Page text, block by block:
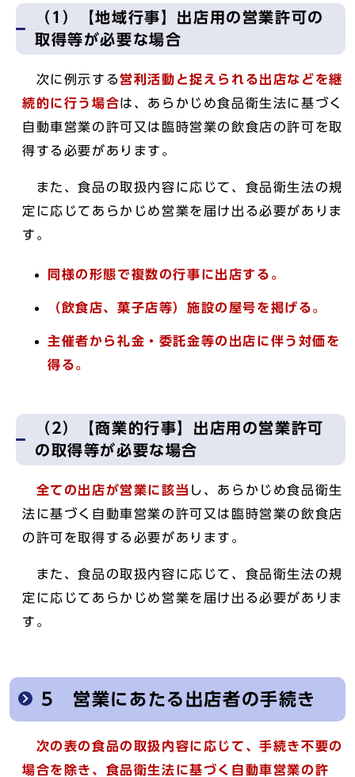
（1）【地域行事】出店用の営業許可の
取得等が必要な場合
次に例示する営利活動と捉えられる出店などを継
続的に行う場合は、あらかじめ食品衛生法に基づく
自動車営業の許可又は臨時営業の飲食店の許可を取
得する必要があります。
また、食品の取扱内容に応じて、食品衛生法の規
定に応じてあらかじめ営業を届け出る必要がありま
す。
同様の形態で複数の行事に出店する。
（飲食店、菓子店等）施設の屋号を掲げる。
主催者から礼金・委託金等の出店に伴う対価を
得る。
（2）【商業的行事】出店用の営業許可
の取得等が必要な場合
全ての出店が営業に該当 し、あらかじめ食品衛生
法に基づく自動車営業の許可又は臨時営業の飲食店
の許可を取得する必要があります。
また、食品の取扱内容に応じて、食品衛生法の規
定に応じてあらかじめ営業を届け出る必要がありま
す。
5 営業にあたる出店者の手続き
次の表の食品の取扱内容に応じて、手続き不要の
場合を除き、食品衛生法に基づく自動車営業の許